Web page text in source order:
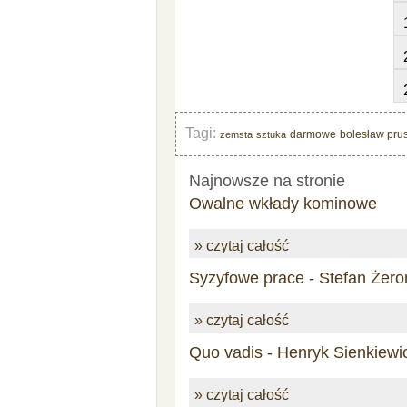
Tagi: zemsta sztuka darmowe bolesław
Najnowsze na stronie
Owalne wkłady kominowe
» czytaj całość
Syzyfowe prace - Stefan
» czytaj całość
Quo vadis - Henryk
» czytaj całość